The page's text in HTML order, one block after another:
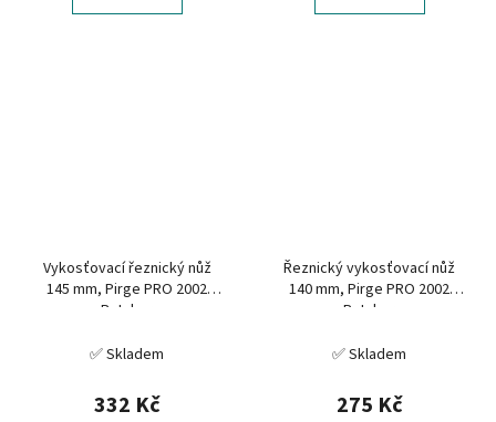
Vykosťovací řeznický nůž
145 mm, Pirge PRO 2002
Butcher
✅ Skladem
332 Kč
Řeznický vykosťovací nůž
140 mm, Pirge PRO 2002
Butcher
✅ Skladem
275 Kč